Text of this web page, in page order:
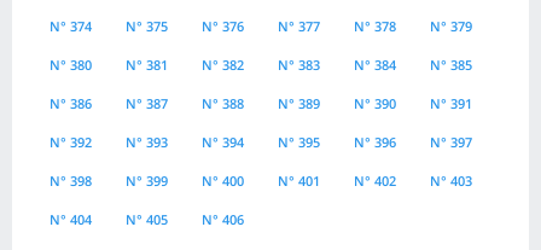
N° 374 N° 375 N° 376 N° 377 N° 378 N° 379
N° 380 N° 381 N° 382 N° 383 N° 384 N° 385
N° 386 N° 387 N° 388 N° 389 N° 390 N° 391
N° 392 N° 393 N° 394 N° 395 N° 396 N° 397
N° 398 N° 399 N° 400 N° 401 N° 402 N° 403
N° 404 N° 405 N° 406